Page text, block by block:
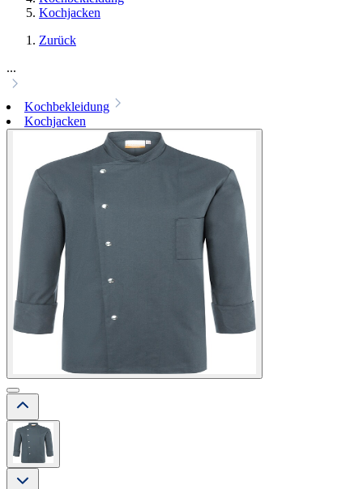
Kochjacken
Zurück
...
Kochbekleidung
Kochjacken